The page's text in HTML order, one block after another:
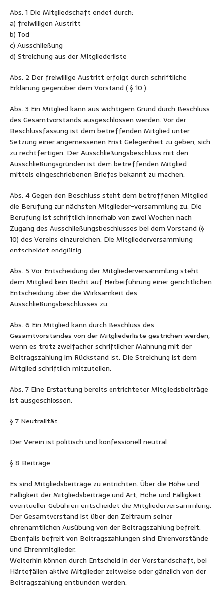
Abs. 1 Die Mitgliedschaft endet durch:
a) freiwilligen Austritt
b) Tod
c) Ausschließung
d) Streichung aus der Mitgliederliste
Abs. 2 Der freiwillige Austritt erfolgt durch schriftliche
Erklärung gegenüber dem Vorstand ( § 10 ).
Abs. 3 Ein Mitglied kann aus wichtigem Grund durch Beschluss
des Gesamtvorstands ausgeschlossen werden. Vor der
Beschlussfassung ist dem betreffenden Mitglied unter
Setzung einer angemessenen Frist Gelegenheit zu geben, sich
zu rechtfertigen. Der Ausschließungsbeschluss mit den
Ausschließungsgründen ist dem betreffenden Mitglied
mittels eingeschriebenen Briefes bekannt zu machen.
Abs. 4 Gegen den Beschluss steht dem betroffenen Mitglied
die Berufung zur nächsten Mitglieder-versammlung zu. Die
Berufung ist schriftlich innerhalb von zwei Wochen nach
Zugang des Ausschließungsbeschlusses bei dem Vorstand (§
10) des Vereins einzureichen. Die Mitgliederversammlung
entscheidet endgültig.
Abs. 5 Vor Entscheidung der Mitgliederversammlung steht
dem Mitglied kein Recht auf Herbeiführung einer gerichtlichen
Entscheidung über die Wirksamkeit des
Ausschließungsbeschlusses zu.
Abs. 6 Ein Mitglied kann durch Beschluss des
Gesamtvorstandes von der Mitgliederliste gestrichen werden,
wenn es trotz zweifacher schriftlicher Mahnung mit der
Beitragszahlung im Rückstand ist. Die Streichung ist dem
Mitglied schriftlich mitzuteilen.
Abs. 7 Eine Erstattung bereits entrichteter Mitgliedsbeiträge
ist ausgeschlossen.
§ 7 Neutralität
Der Verein ist politisch und konfessionell neutral.
§ 8 Beiträge
Es sind Mitgliedsbeiträge zu entrichten. Über die Höhe und
Fälligkeit der Mitgliedsbeiträge und Art, Höhe und Fälligkeit
eventueller Gebühren entscheidet die Mitgliederversammlung.
Der Gesamtvorstand ist über den Zeitraum seiner
ehrenamtlichen Ausübung von der Beitragszahlung befreit.
Ebenfalls befreit von Beitragszahlungen sind Ehrenvorstände
und Ehrenmitglieder.
Weiterhin können durch Entscheid in der Vorstandschaft, bei
Härtefällen aktive Mitglieder zeitweise oder gänzlich von der
Beitragszahlung entbunden werden.